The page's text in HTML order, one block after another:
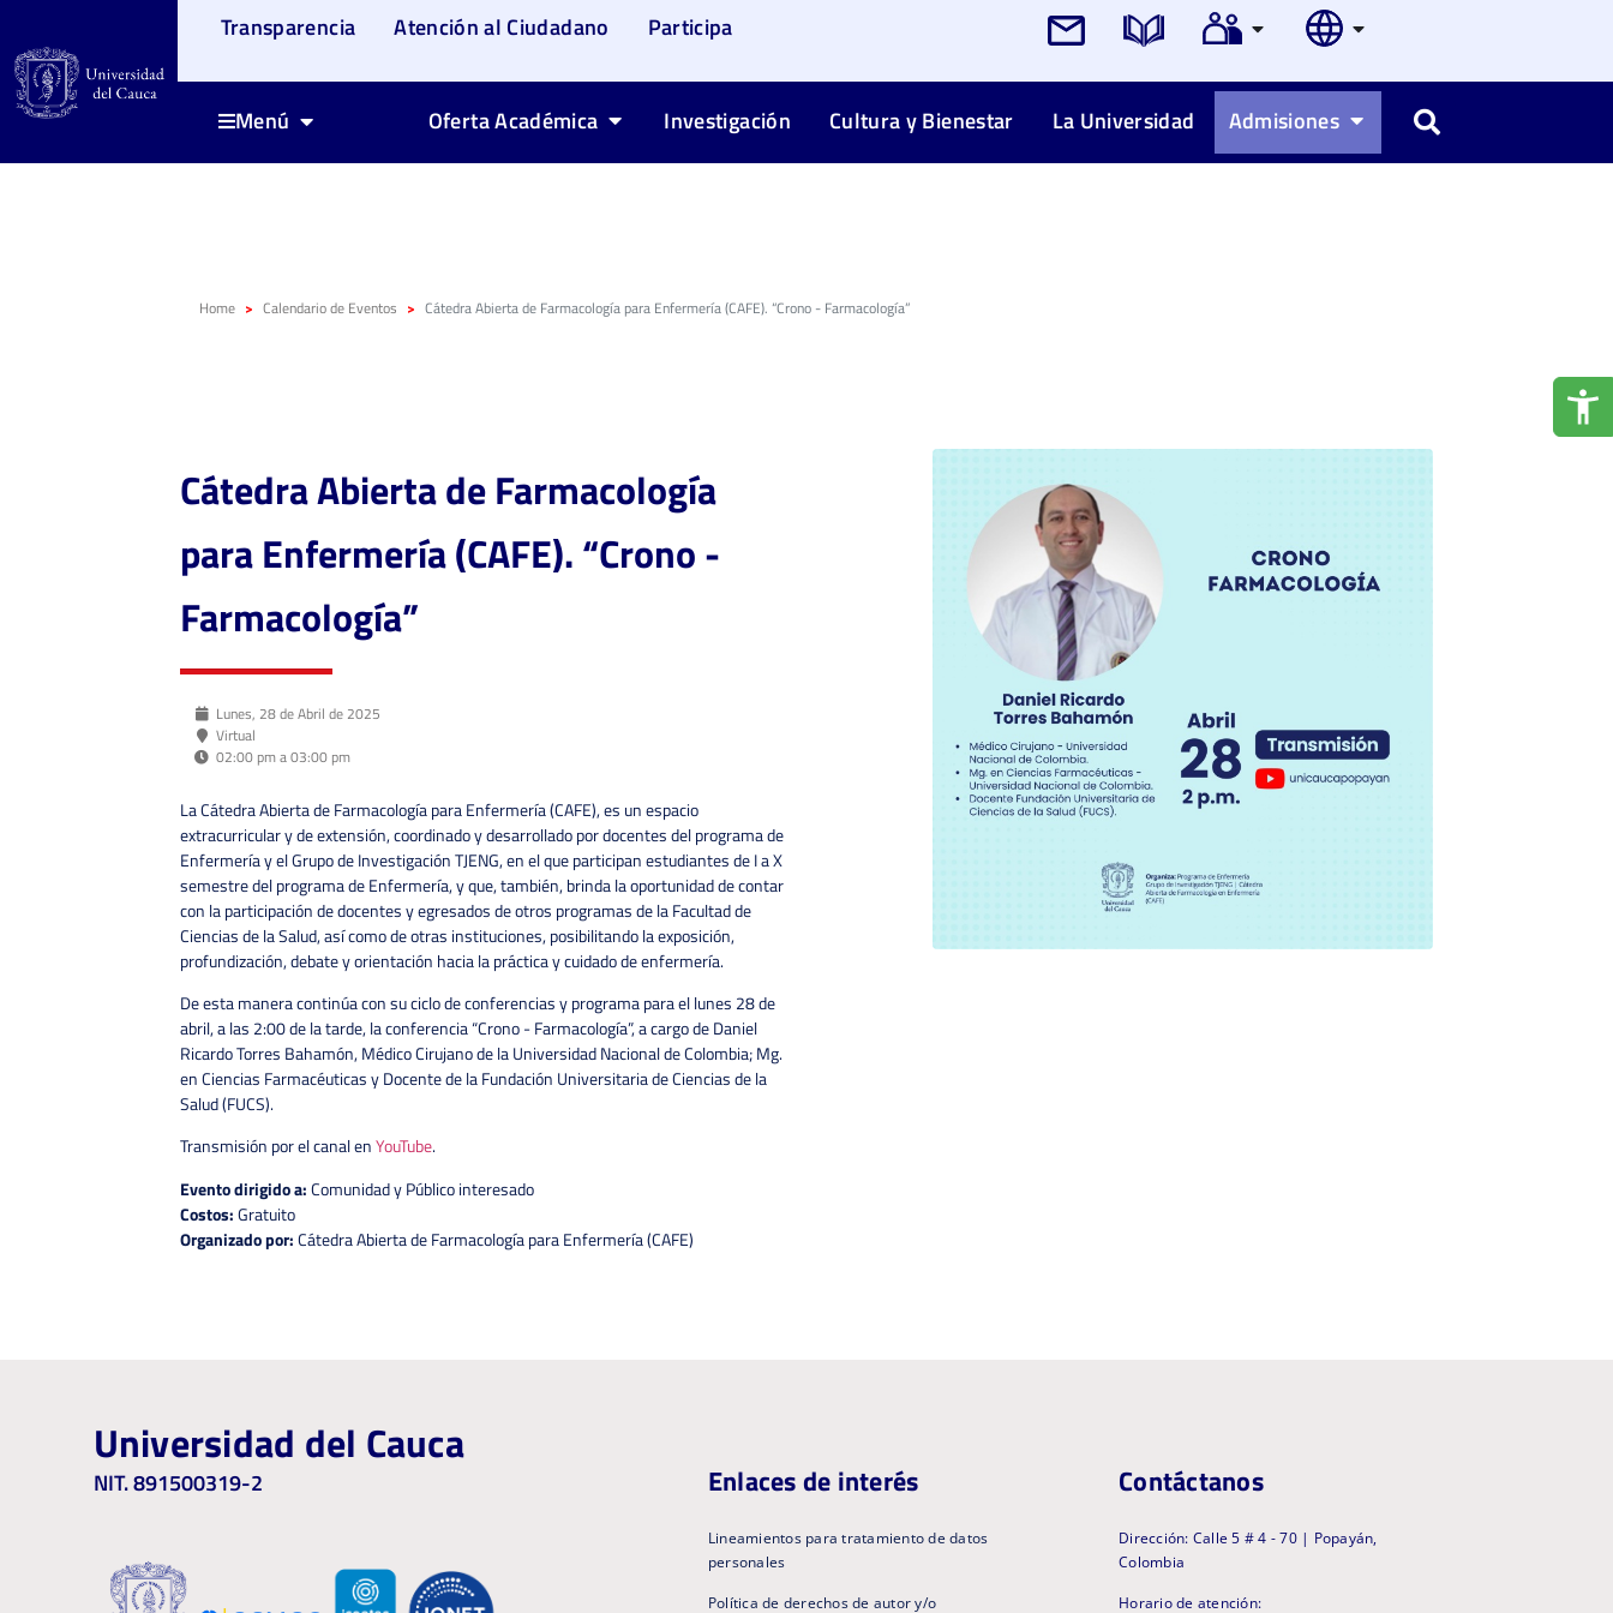
Transparencia Atención al Ciudadano Participa
Menú Oferta Académica Investigación Cultura y Bienestar La Universidad Admisiones Buscar
Home Calendario de Eventos Cátedra Abierta de Farmacología para Enfermería (CAFE). “Crono - Farmacología”
Cátedra Abierta de Farmacología
para Enfermería (CAFE). “Crono -
Farmacología”
Lunes, 28 de Abril de 2025
Virtual
02:00 pm a 03:00 pm
La Cátedra Abierta de Farmacología para Enfermería (CAFE), es un espacio
extracurricular y de extensión, coordinado y desarrollado por docentes del programa de
Enfermería y el Grupo de Investigación TJENG, en el que participan estudiantes de I a X
semestre del programa de Enfermería, y que, también, brinda la oportunidad de contar
con la participación de docentes y egresados de otros programas de la Facultad de
Ciencias de la Salud, así como de otras instituciones, posibilitando la exposición,
profundización, debate y orientación hacia la práctica y cuidado de enfermería.
De esta manera continúa con su ciclo de conferencias y programa para el lunes 28 de
abril, a las 2:00 de la tarde, la conferencia “Crono - Farmacología”, a cargo de Daniel
Ricardo Torres Bahamón, Médico Cirujano de la Universidad Nacional de Colombia; Mg.
en Ciencias Farmacéuticas y Docente de la Fundación Universitaria de Ciencias de la
Salud (FUCS).
Transmisión por el canal enYouTube.
Evento dirigido a:Comunidad y Público interesado
Costos:Gratuito
Organizado por:Cátedra Abierta de Farmacología para Enfermería (CAFE)
Universidad del Cauca
NIT. 891500319-2 Enlaces de interés
Lineamientos para tratamiento de datos
personales
Política de derechos de autor y/o
Contáctanos
Dirección: Calle 5 # 4 - 70 | Popayán,
Colombia
Horario de atención: